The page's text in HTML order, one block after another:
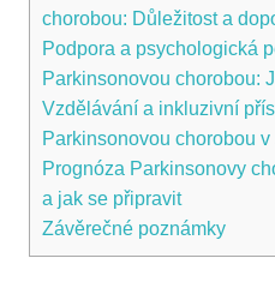
⁢chorobou: Důležitost​ a
Podpora a psychologická
⁣Parkinsonovou chorobou:
Vzdělávání a inkluzivní
Parkinsonovou chorobou‌ v
Prognóza Parkinsonovy⁤
a jak se připravit
Závěrečné​ poznámky